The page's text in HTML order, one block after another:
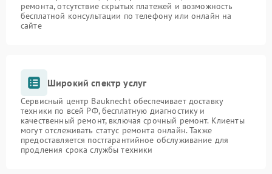
ремонта, отсутствие скрытых платежей и возможность
бесплатной консультации по телефону или онлайн на
сайте
Широкий спектр услуг
Сервисный центр Bauknecht обеспечивает доставку
техники по всей РФ, бесплатную диагностику и
качественный ремонт, включая срочный ремонт. Клиенты
могут отслеживать статус ремонта онлайн. Также
предоставляется постгарантийное обслуживание для
продления срока службы техники